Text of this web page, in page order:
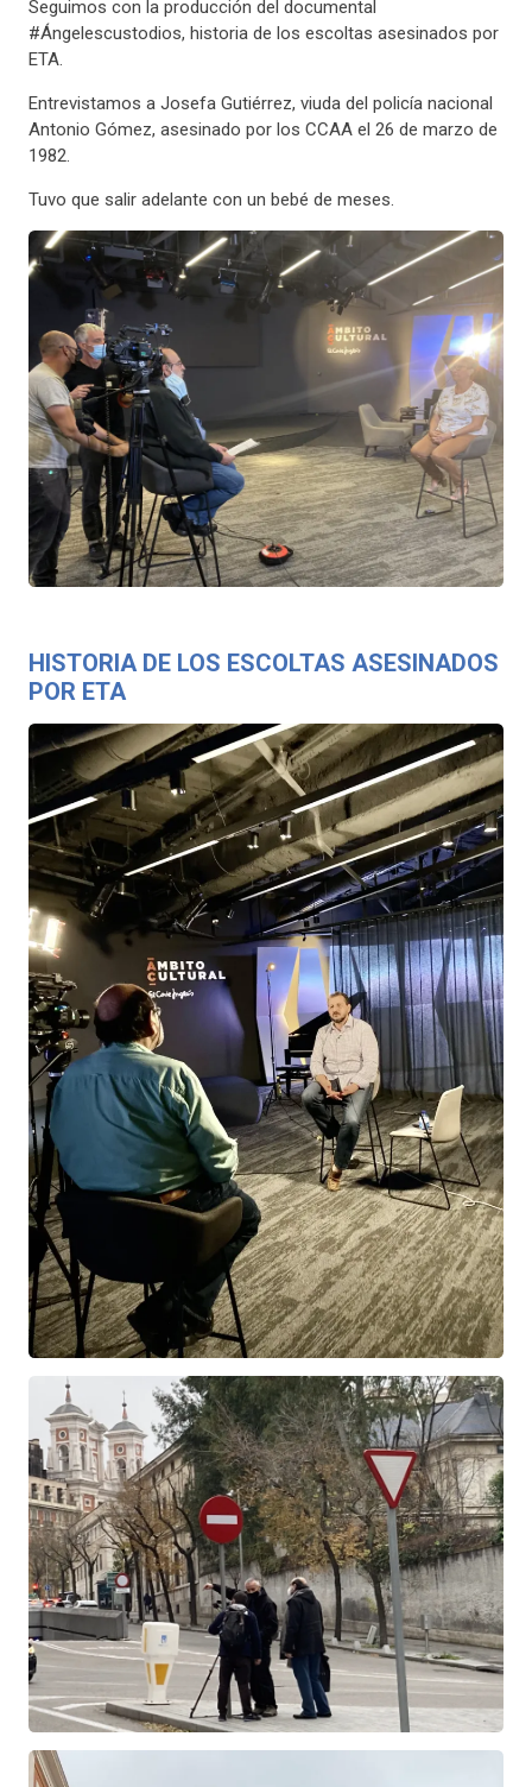
Seguimos con la producción del documental
#Ángelescustodios, historia de los escoltas asesinados por
ETA.
Entrevistamos a Josefa Gutiérrez, viuda del policía nacional
Antonio Gómez, asesinado por los CCAA el 26 de marzo de
1982.
Tuvo que salir adelante con un bebé de meses.
HISTORIA DE LOS ESCOLTAS ASESINADOS
POR ETA